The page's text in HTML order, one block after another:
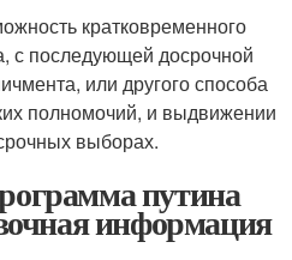
кратковременного
с последующей досрочной
или другого способа
полномочий, и выдвижении
выборах.
путина
информация